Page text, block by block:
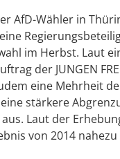
AfD-Wähler in
im Herbst. Laut
der JUNGEN
eine Mehrheit
stärkere
Laut der
von 2014